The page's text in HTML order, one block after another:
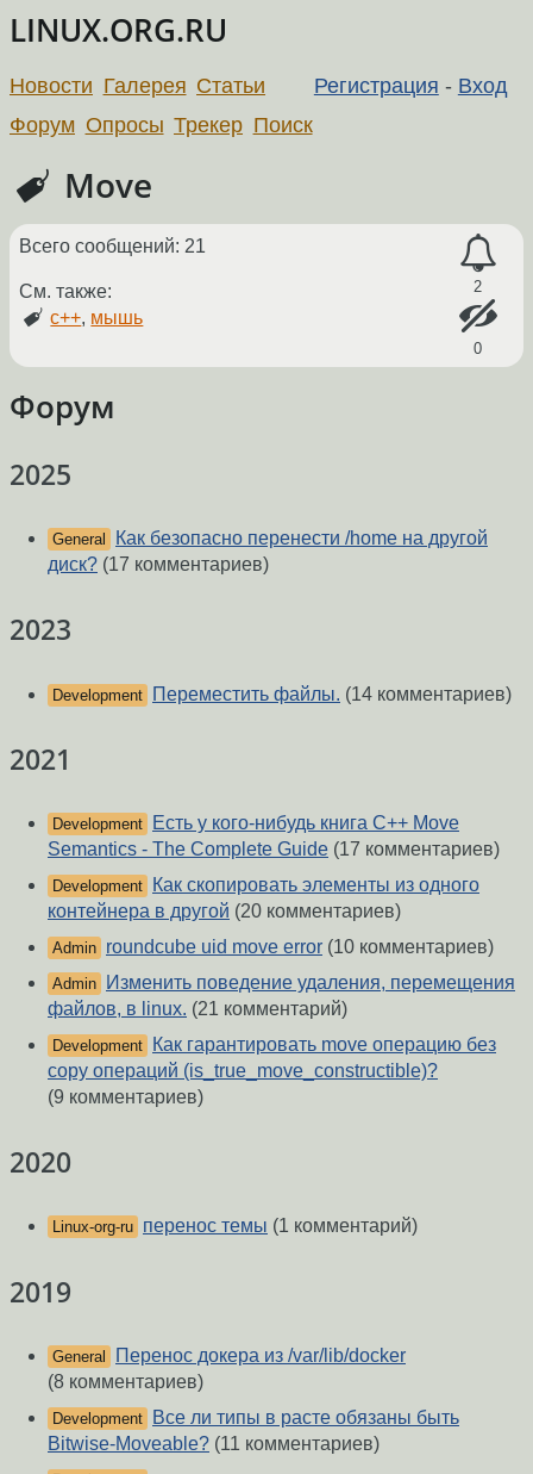
LINUX.ORG.RU
Регистрация - Вход
Новости Галерея Статьи
Форум Опросы Трекер Поиск
Move
2
0
Всего сообщений: 21
См. также:
c++, мышь
Форум
2025
General
Как безопасно перенести /home на другой
диск? (17 комментариев)
2023
Development Переместить файлы. (14 комментариев)
2021
Development
Есть у кого-нибудь книга C++ Move
Semantics - The Complete Guide (17 комментариев)
Development
Как скопировать элементы из одного
контейнера в другой (20 комментариев)
Admin roundcube uid move error (10 комментариев)
Admin
Изменить поведение удаления, перемещения
файлов, в linux. (21 комментарий)
Development
Как гарантировать move операцию без
copy операций (is_true_move_constructible)?
(9 комментариев)
2020
Linux-org-ru перенос темы (1 комментарий)
2019
General
Перенос докера из /var/lib/docker
(8 комментариев)
Development
Все ли типы в расте обязаны быть
Bitwise-Moveable? (11 комментариев)